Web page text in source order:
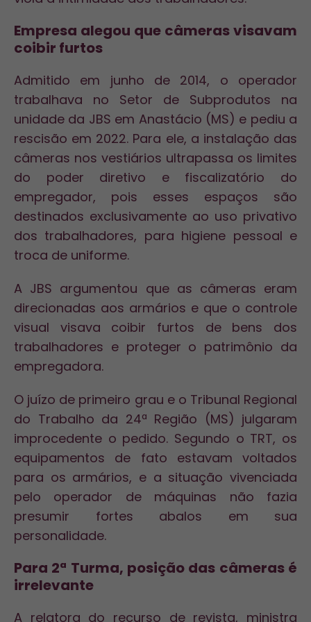
Empresa alegou que câmeras visavam
coibir furtos
Admitido em junho de 2014, o operador
trabalhava no Setor de Subprodutos na
unidade da JBS em Anastácio (MS) e pediu a
rescisão em 2022. Para ele, a instalação das
câmeras nos vestiários ultrapassa os limites
do poder diretivo e fiscalizatório do
empregador, pois esses espaços são
destinados exclusivamente ao uso privativo
dos trabalhadores, para higiene pessoal e
troca de uniforme.
A JBS argumentou que as câmeras eram
direcionadas aos armários e que o controle
visual visava coibir furtos de bens dos
trabalhadores e proteger o patrimônio da
empregadora.
O juízo de primeiro grau e o Tribunal Regional
do Trabalho da 24ª Região (MS) julgaram
improcedente o pedido. Segundo o TRT, os
equipamentos de fato estavam voltados
para os armários, e a situação vivenciada
pelo operador de máquinas não fazia
presumir fortes abalos em sua
personalidade.
Para 2ª Turma, posição das câmeras é
irrelevante
A relatora do recurso de revista, ministra